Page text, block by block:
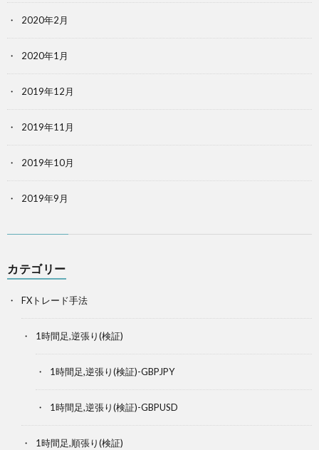
2020年2月
2020年1月
2019年12月
2019年11月
2019年10月
2019年9月
カテゴリー
FXトレード手法
1時間足,逆張り(検証)
1時間足,逆張り(検証)-GBPJPY
1時間足,逆張り(検証)-GBPUSD
1時間足,順張り(検証)